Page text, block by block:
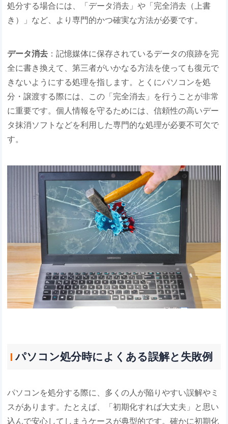
処分する場合には、「データ消去」や「完全消去（上書
き）」など、より専門的かつ確実な方法が必要です。
データ消去 ：記憶媒体に保存されているデータの痕跡を完
全に書き換えて、第三者がいかなる方法を使っても復元で
きないようにする処理を指します。とくにパソコンを処
分・譲渡する際には、この「完全消去」を行うことが非常
に重要です。個人情報を守るためには、信頼性の高いデー
タ抹消ソフトなどを利用した専門的な処理が必要不可欠で
す。
パソコン処分時によくある誤解と失敗例
パソコンを処分する際に、多くの人が陥りやすい誤解やミ
スがあります。たとえば、「初期化すれば大丈夫」と思い
込んで安心してしまうケースが典型的です。確かに初期化